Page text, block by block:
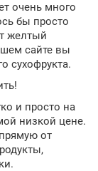
очень много
бы просто
желтый
сайте вы
сухофрукта.
и просто на
низкой цене.
от